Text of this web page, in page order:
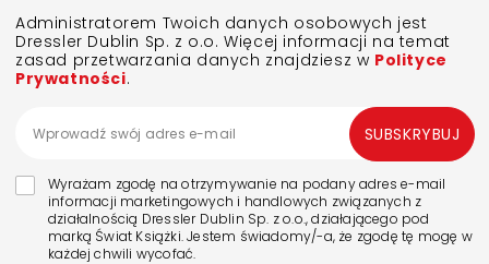
Administratorem Twoich danych osobowych jest
Dressler Dublin Sp. z o.o. Więcej informacji na temat
zasad przetwarzania danych znajdziesz w Polityce
Prywatności.
Wyrażam zgodę na otrzymywanie na podany adres e-mail
informacji marketingowych i handlowych związanych z
działalnością Dressler Dublin Sp. z o.o., działającego pod
marką Świat Książki. Jestem świadomy/-a, że zgodę tę mogę w
każdej chwili wycofać.
SUBSKRYBUJ